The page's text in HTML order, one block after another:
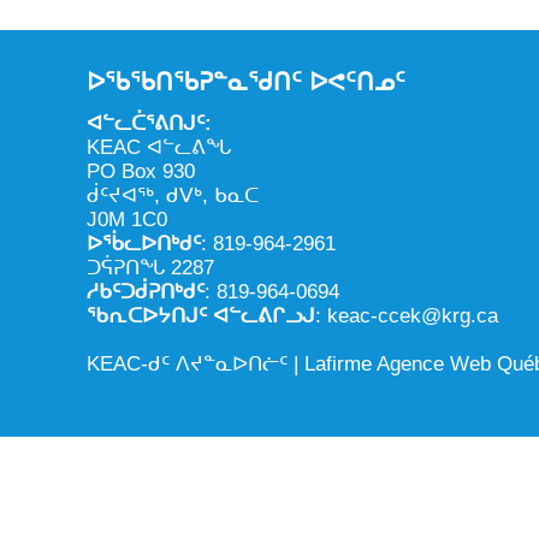
ᐅᖃᖃᑎᖃᕈᓐᓇᖁᑎᑦ ᐅᕙᑦᑎᓄᑦ
ᐊᓪᓚᑖᕐᕕᑎᒍᑦ:
KEAC ᐊᓪᓚᕕᖓ
PO Box 930
ᑰᑦᔪᐊᖅ, ᑯᐯᒃ, ᑲᓇᑕ
J0M 1C0
ᐅᖄᓚᐅᑎᒃᑯᑦ: 819-964-2961
ᑐᕌᕈᑎᖓ 2287
ᓱᑲᑦᑐᑰᕈᑎᒃᑯᑦ: 819-964-0694
ᖃᕆᑕᐅᔭᑎᒍᑦ ᐊᓪᓚᕕᒋᓗᒍ: keac-ccek@krg.ca
KEAC-ᑯᑦ ᐱᔪᓐᓇᐅᑎᓖᑦ | Lafirme Agence Web